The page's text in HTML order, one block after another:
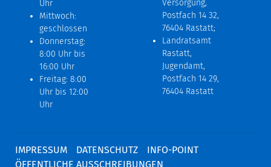
Uhr
Mittwoch:
geschlossen
Donnerstag:
8:00 Uhr bis
16:00 Uhr
Freitag: 8:00
Uhr bis 12:00
Uhr
Versorgung,
Postfach 14 32,
76404 Rastatt;
Landratsamt
Rastatt,
Jugendamt,
Postfach 14 29,
76404 Rastatt
IMPRESSUM DATENSCHUTZ
INFO-POINT
ÖFFENTLICHE AUSSCHREIBUNGEN